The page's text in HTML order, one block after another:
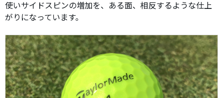
使いサイドスピンの増加を、ある面、相反するような仕上
がりになっています。